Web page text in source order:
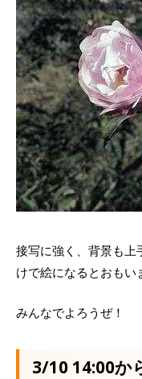
接写に強く、背景も上
けで絵になるとおもい
みんなでよろうぜ！
3/10 14:00か